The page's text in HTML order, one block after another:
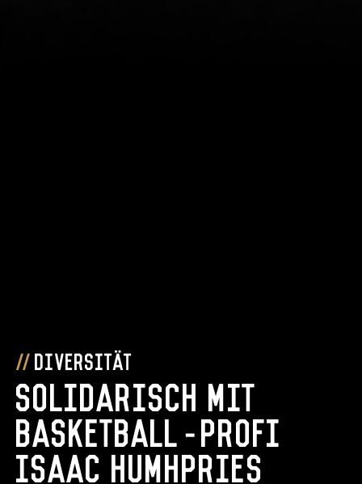
Diversität
Solidarisch mit
Basketball-Profi
Isaac Humhpries